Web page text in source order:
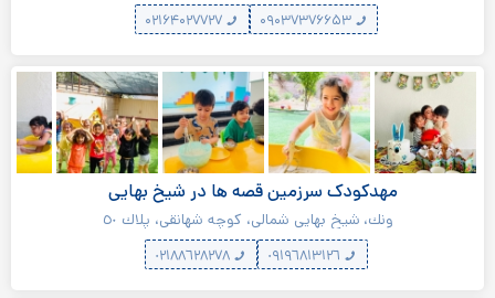
بن‌بست کلام، پلاک ۱
۰۹۰۳۷۳۷۶۶۵۳ ۰۲۱۶۴۰۲۷۷۲۷
مهدکودک سرزمين قصه ها در شیخ بهایی
ونك، شيخ بهايي شمالي، كوچه شهانقي، پلاك ٥٠